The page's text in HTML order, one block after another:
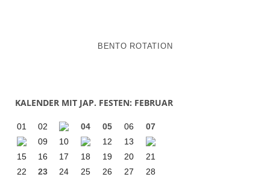
BENTO ROTATION
KALENDER MIT JAP. FESTEN: FEBRUAR
01 02 04 05 06
07
09
10 12
13
15
16 17 18 19 20
21
22
23 24 25 26 27 28